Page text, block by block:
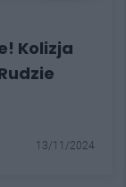
Kolizja
13/11/2024